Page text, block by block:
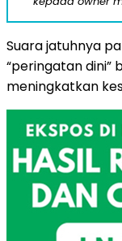
Suara jatuhnya
“peringatan dini”
meningkatkan